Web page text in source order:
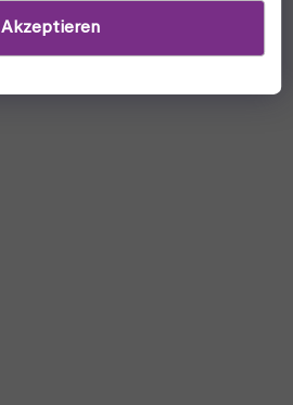
Akzeptieren